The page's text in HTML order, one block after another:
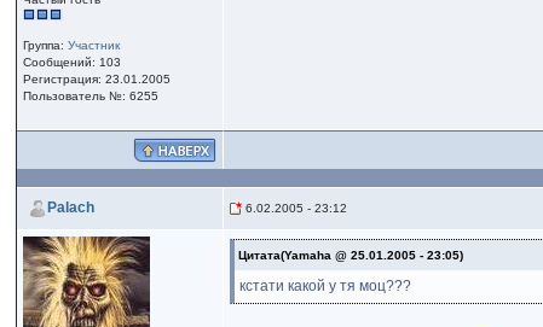
Группа:Участник
Сообщений: 103
Регистрация: 23.01.2005
Пользователь №: 6255
Palach 6.02.2005 - 23:12
Цитата(Yamaha @ 25.01.2005 - 23:05)
кстати какой у тя моц???